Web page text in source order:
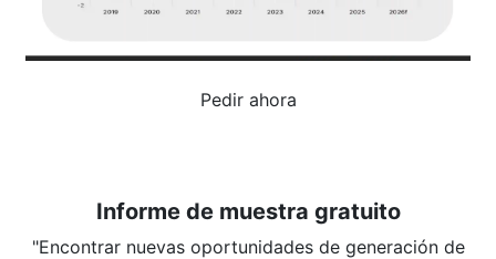
Pedir ahora
Informe de muestra gratuito
"Encontrar nuevas oportunidades de generación de